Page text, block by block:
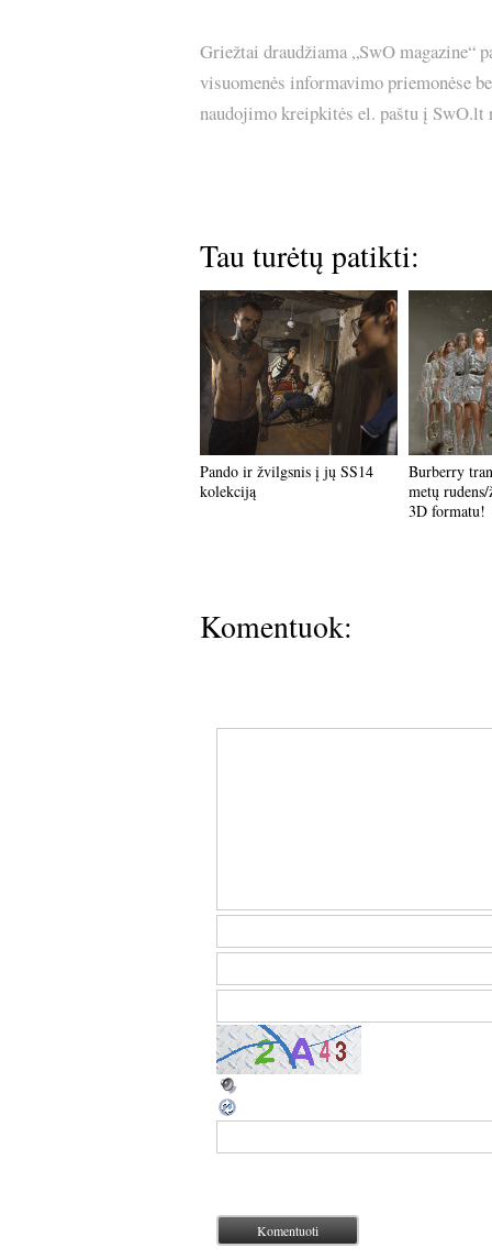
Griežtai draudžiama „SwO magazine“
visuomenės informavimo priemonėse
naudojimo kreipkitės el. paštu į
Tau turėtų patikti:
Pando ir žvilgsnis į jų SS14
kolekciją
Burberry
metų
3D formatu!
Komentuok: